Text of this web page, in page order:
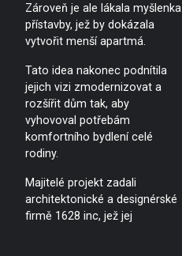
Zároveň je ale lákala myšlenka
přístavby, jež by dokázala
vytvořit menší apartmá.
Tato idea nakonec podnítila
jejich vizi zmodernizovat a
rozšířit dům tak, aby
vyhovoval potřebám
komfortního bydlení celé
rodiny.
Majitelé projekt zadali
architektonické a designérské
firmě 1628 inc, jež jej